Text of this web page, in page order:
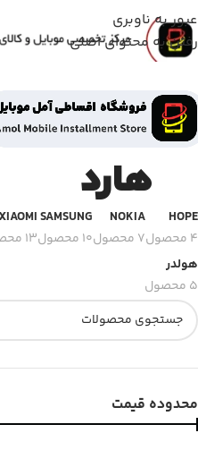
عبور به ناوبری
رفتن به محتوای اصلی
هارد
HOPE
4 محصول
NOKIA
7 محصول
SAMSUNG
10 محصول
13 محصول
هولدر
5 محصول
محدوده قیمت